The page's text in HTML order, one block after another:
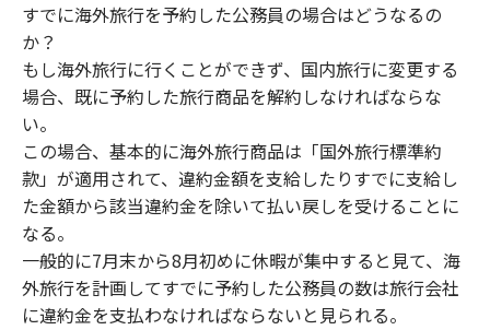
すでに海外旅行を予約した公務員の場合はどうなるの
か？
もし海外旅行に行くことができず、国内旅行に変更する
場合、既に予約した旅行商品を解約しなければならな
い。
この場合、基本的に海外旅行商品は「国外旅行標準約
款」が適用されて、違約金額を支給したりすでに支給し
た金額から該当違約金を除いて払い戻しを受けることに
なる。
一般的に7月末から8月初めに休暇が集中すると見て、海
外旅行を計画してすでに予約した公務員の数は旅行会社
に違約金を支払わなければならないと見られる。